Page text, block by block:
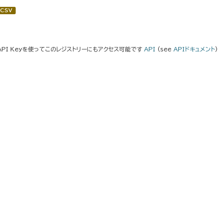
CSV
Keyを使ってこのレジストリーにもアクセス可能です API (see APIドキュメント).